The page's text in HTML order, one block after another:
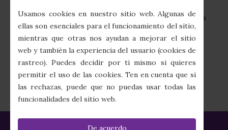
fas
fa-
map-
marker-
Calle Juan Sebastián Elcano, 7 · 41011 Sevilla
phone-
alt
(+34) 954 274 910
far
fa-
secretaria@columnayazotes.es
Usamos cookies en nuestro sitio web. Algunas de
ellas son esenciales para el funcionamiento del sitio,
mientras que otras nos ayudan a mejorar el sitio
web y también la experiencia del usuario (cookies de
rastreo). Puedes decidir por ti mismo si quieres
permitir el uso de las cookies. Ten en cuenta que si
las rechazas, puede que no puedas usar todas las
funcionalidades del sitio web.
De acuerdo